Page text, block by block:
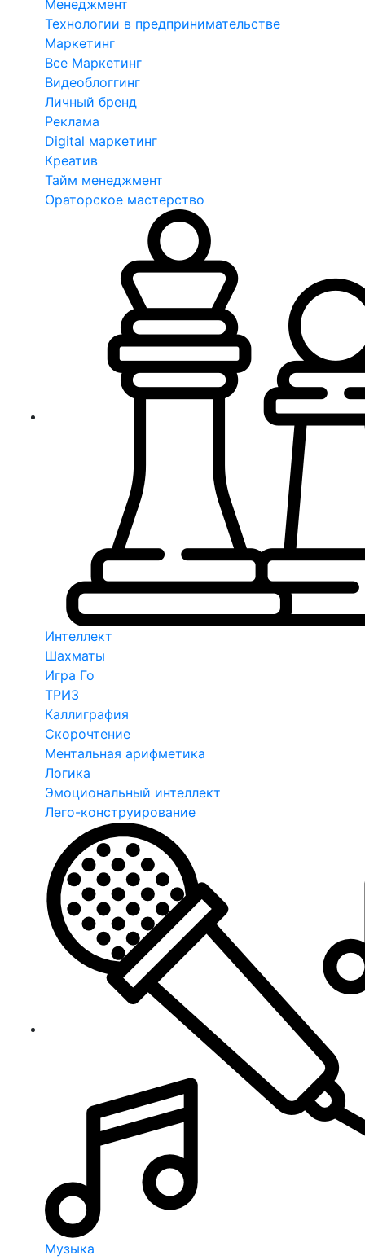
Менеджмент
Технологии в предпринимательстве
Маркетинг
Все Маркетинг
Видеоблоггинг
Личный бренд
Реклама
Digital маркетинг
Креатив
Тайм менеджмент
Ораторское мастерство
Интеллект
Шахматы
Игра Го
ТРИЗ
Каллиграфия
Скорочтение
Ментальная арифметика
Логика
Эмоциональный интеллект
Лего-конструирование
Музыка